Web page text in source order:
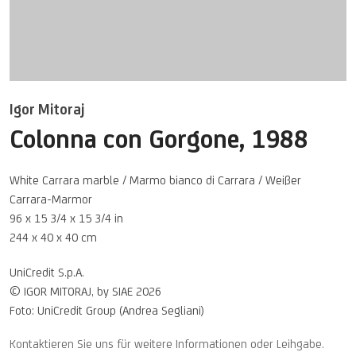
Igor Mitoraj
Colonna con Gorgone, 1988
White Carrara marble / Marmo bianco di Carrara / Weißer
Carrara-Marmor
96 x 15 3/4 x 15 3/4 in
244 x 40 x 40 cm
UniCredit S.p.A.
© IGOR MITORAJ, by SIAE 2026
Foto: UniCredit Group (Andrea Segliani)